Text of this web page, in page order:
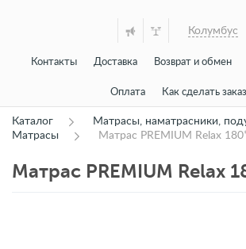
Колумбус
Контакты Доставка Возврат и обмен
Оплата Как сделать заказ
Каталог
Матрасы, наматрасники,
Матрасы
Матрас PREMIUM Relax
Матрас PREMIUM Relax